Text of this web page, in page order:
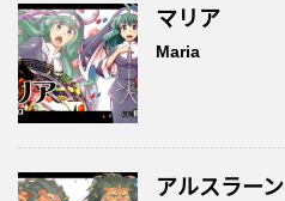
マリア
Maria
アルスラーン